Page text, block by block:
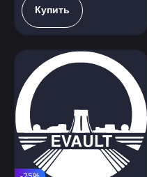
Купить